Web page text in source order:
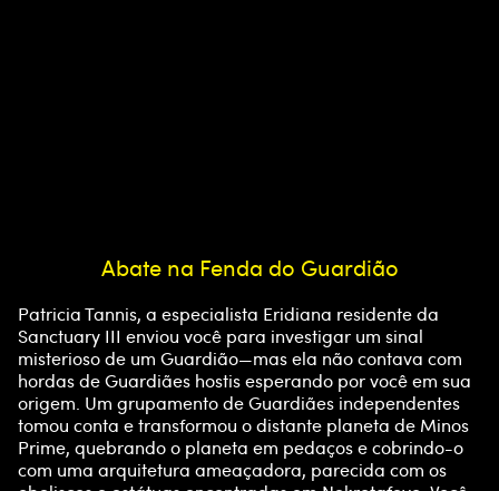
conc
orda
com
a
políti
ca
de
priv
c
c
e
Abate na Fenda do Guardião
Patricia Tannis, a especialista Eridiana residente da
Sanctuary III enviou você para investigar um sinal
misterioso de um Guardião—mas ela não contava com
hordas de Guardiães hostis esperando por você em sua
origem. Um grupamento de Guardiães independentes
tomou conta e transformou o distante planeta de Minos
Prime, quebrando o planeta em pedaços e cobrindo-o
com uma arquitetura ameaçadora, parecida com os